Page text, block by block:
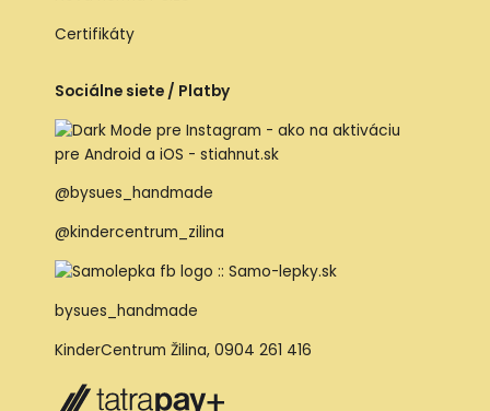
Certifikáty
Sociálne siete / Platby
@bysues_handmade
@kindercentrum_zilina
bysues_handmade
KinderCentrum Žilina, 0904 261 416